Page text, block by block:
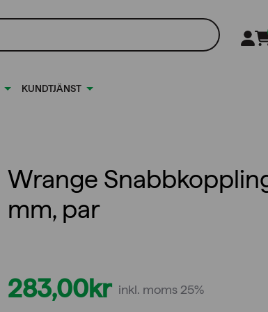
KUNDTJÄNST
Wrange
mm, par
283,00kr inkl. moms 25%